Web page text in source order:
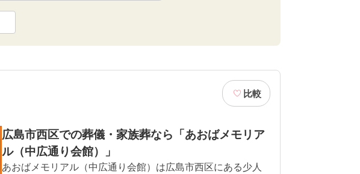
比較
広島市西区での葬儀・家族葬なら「あおばメモリア
ル（中広通り会館）」
あおばメモリアル（中広通り会館）は広島市西区にある少人